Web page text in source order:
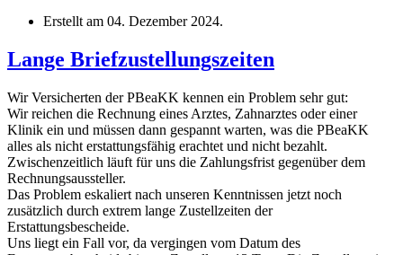
Erstellt am 04. Dezember 2024.
Lange Briefzustellungszeiten
Wir Versicherten der PBeaKK kennen ein Problem sehr gut:
Wir reichen die Rechnung eines Arztes, Zahnarztes oder einer
Klinik ein und müssen dann gespannt warten, was die PBeaKK
alles als nicht erstattungsfähig erachtet und nicht bezahlt.
Zwischenzeitlich läuft für uns die Zahlungsfrist gegenüber dem
Rechnungsaussteller.
Das Problem eskaliert nach unseren Kenntnissen jetzt noch
zusätzlich durch extrem lange Zustellzeiten der
Erstattungsbescheide.
Uns liegt ein Fall vor, da vergingen vom Datum des